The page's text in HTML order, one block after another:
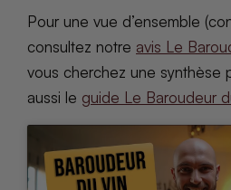
Pour une vue d’ensemble
consultez notre avis Le
vous cherchez une synthèse
aussi le guide Le Baroudeur